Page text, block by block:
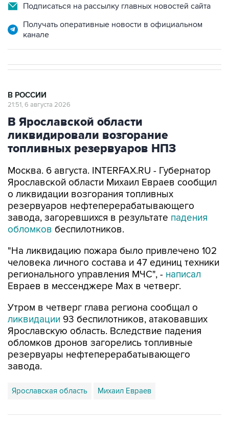
Подписаться на рассылку главных новостей сайта
Получать оперативные новости в официальном
канале
В РОССИИ
21:51, 6 августа 2026
В Ярославской области
ликвидировали возгорание
топливных резервуаров НПЗ
Москва. 6 августа. INTERFAX.RU - Губернатор
Ярославской области Михаил Евраев сообщил
о ликвидации возгорания топливных
резервуаров нефтеперерабатывающего
завода, загоревшихся в результате падения
обломков беспилотников.
"На ликвидацию пожара было привлечено 102
человека личного состава и 47 единиц техники
регионального управления МЧС", - написал
Евраев в мессенджере Мах в четверг.
Утром в четверг глава региона сообщал о
ликвидации 93 беспилотников, атаковавших
Ярославскую область. Вследствие падения
обломков дронов загорелись топливные
резервуары нефтеперерабатывающего
завода.
Ярославская область Михаил Евраев